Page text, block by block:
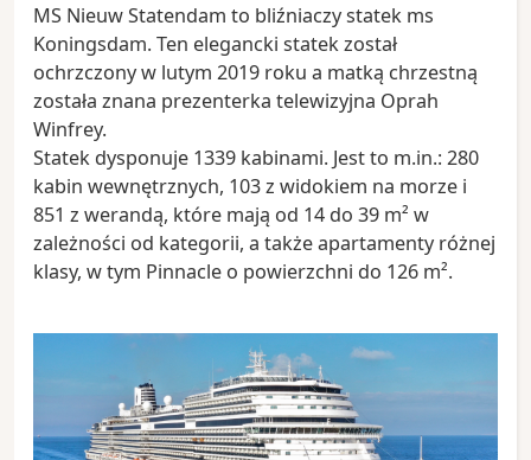
MS Nieuw Statendam to bliźniaczy statek ms
Koningsdam. Ten elegancki statek został
ochrzczony w lutym 2019 roku a matką chrzestną
została znana prezenterka telewizyjna Oprah
Winfrey.
Statek dysponuje 1339 kabinami. Jest to m.in.: 280
kabin wewnętrznych, 103 z widokiem na morze i
851 z werandą, które mają od 14 do 39 m² w
zależności od kategorii, a także apartamenty różnej
klasy, w tym Pinnacle o powierzchni do 126 m².